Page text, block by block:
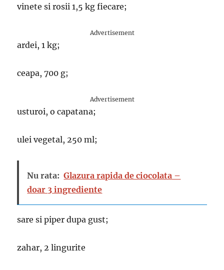
vinete si rosii 1,5 kg fiecare;
Advertisement
ardei, 1 kg;
ceapa, 700 g;
Advertisement
usturoi, o capatana;
ulei vegetal, 250 ml;
Nu rata: Glazura rapida de ciocolata –
doar 3 ingrediente
sare si piper dupa gust;
zahar, 2 lingurite